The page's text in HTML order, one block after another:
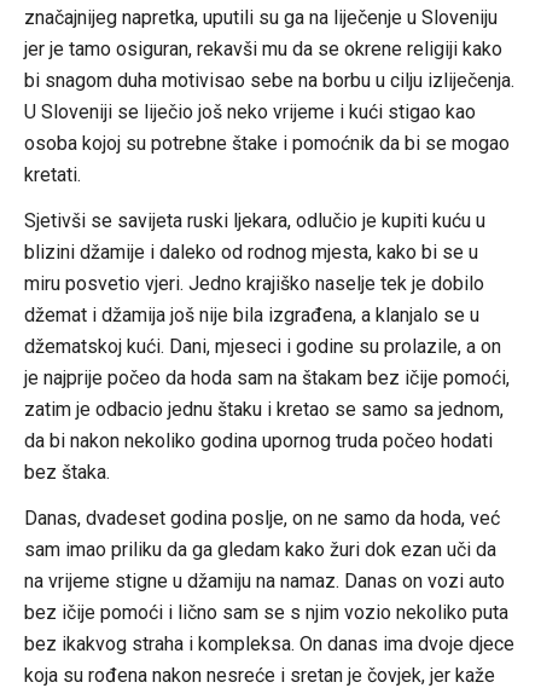
značajnijeg napretka, uputili su ga na liječenje u Sloveniju
jer je tamo osiguran, rekavši mu da se okrene religiji kako
bi snagom duha motivisao sebe na borbu u cilju izliječenja.
U Sloveniji se liječio još neko vrijeme i kući stigao kao
osoba kojoj su potrebne štake i pomoćnik da bi se mogao
kretati.
Sjetivši se savijeta ruski ljekara, odlučio je kupiti kuću u
blizini džamije i daleko od rodnog mjesta, kako bi se u
miru posvetio vjeri. Jedno krajiško naselje tek je dobilo
džemat i džamija još nije bila izgrađena, a klanjalo se u
džematskoj kući. Dani, mjeseci i godine su prolazile, a on
je najprije počeo da hoda sam na štakam bez ičije pomoći,
zatim je odbacio jednu štaku i kretao se samo sa jednom,
da bi nakon nekoliko godina upornog truda počeo hodati
bez štaka.
Danas, dvadeset godina poslje, on ne samo da hoda, već
sam imao priliku da ga gledam kako žuri dok ezan uči da
na vrijeme stigne u džamiju na namaz. Danas on vozi auto
bez ičije pomoći i lično sam se s njim vozio nekoliko puta
bez ikakvog straha i kompleksa. On danas ima dvoje djece
koja su rođena nakon nesreće i sretan je čovjek, jer kaže